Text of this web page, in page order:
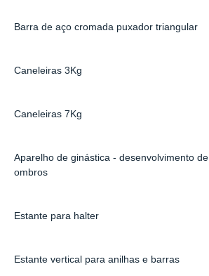
Barra de aço cromada puxador triangular
Caneleiras 3Kg
Caneleiras 7Kg
Aparelho de ginástica - desenvolvimento de
ombros
Estante para halter
Estante vertical para anilhas e barras